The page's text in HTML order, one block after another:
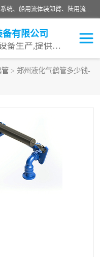
连云港深达石化装备有限公司是从事定量装车系统、船用流体装卸臂、陆用流体装卸臂（鹤管）、活动梯、钢构平台等全系列流体装卸设备的设计、制造、销售以及服务的专业供应商。公司始终以客户为中心，密切跟踪国内外油气储运及装卸设备先进技术的发展，以先进的技术、优质的产品、一流的服务，满足客户需求。
有限公司
专业从事流体装卸设备生产,提供全面解决方案，生产与定制服务
> 郑州液化气鹤管多少钱-
油泵鹤管